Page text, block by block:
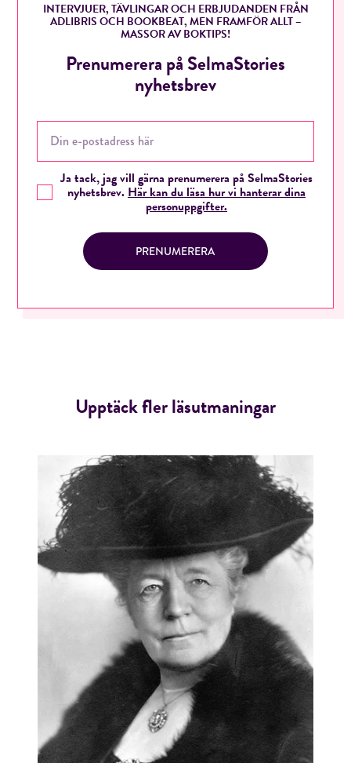
RÖSTA
Jag accepterar villkoren.
RÖSTA
INTERVJUER, TÄVLINGAR OCH ERBJUDANDEN FRÅN
ADLIBRIS OCH BOOKBEAT, MEN FRAMFÖR ALLT –
MASSOR AV BOKTIPS!
Prenumerera på SelmaStories
nyhetsbrev
Ja tack, jag vill gärna prenumerera på SelmaStories
nyhetsbrev.Här kan du läsa hur vi hanterar dina
personuppgifter.
PRENUMERERA
Upptäck fler läsutmaningar